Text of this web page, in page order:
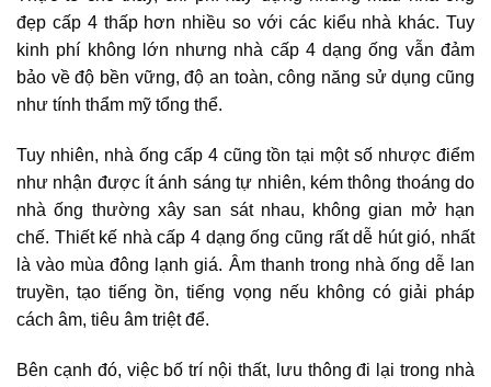
đẹp cấp 4 thấp hơn nhiều so với các kiểu nhà khác. Tuy
kinh phí không lớn nhưng nhà cấp 4 dạng ống vẫn đảm
bảo về độ bền vững, độ an toàn, công năng sử dụng cũng
như tính thẩm mỹ tổng thể.
Tuy nhiên, nhà ống cấp 4 cũng tồn tại một số nhược điểm
như nhận được ít ánh sáng tự nhiên, kém thông thoáng do
nhà ống thường xây san sát nhau, không gian mở hạn
chế. Thiết kế nhà cấp 4 dạng ống cũng rất dễ hút gió, nhất
là vào mùa đông lạnh giá. Âm thanh trong nhà ống dễ lan
truyền, tạo tiếng ồn, tiếng vọng nếu không có giải pháp
cách âm, tiêu âm triệt để.
Bên cạnh đó, việc bố trí nội thất, lưu thông đi lại trong nhà